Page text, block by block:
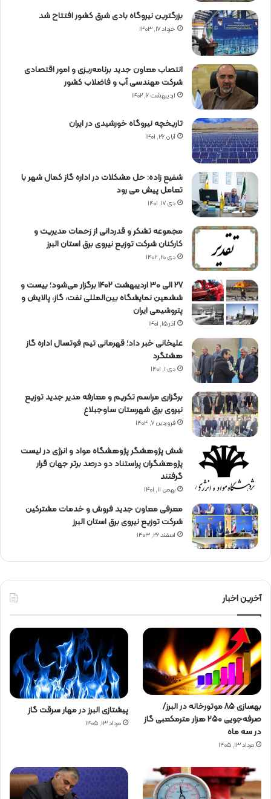
بزرگترین نیروگاه بادی شرق کشور افتتاح شد
خرداد ۱۷, ۱۴۰۳
انتصاب معاون جدید برنامه‌ریزی و امور اقتصادی
شرکت مهندسی آب و فاضلاب کشور
اردیبهشت ۶, ۱۴۰۲
تاریخچه نیروگاه خورشیدی در ایران
آبان ۲۶, ۱۴۰۱
شفیع زاده: حل مشکلات در اداره گاز کمال شهر با
تعامل پیش می رود
دی ۱۷, ۱۴۰۱
مجموعه تشکر و قدردانی از زحمات مدیریت و
کارکنان شرکت توزیع نیروی برق استان البرز
دی ۲۰, ۱۴۰۲
27 الی 30 اردیبهشت 1402 برگزار می‌شود؛ بیست و
ششمین نمایشگاه بین‌المللی نفت، گاز، پالایش و
پتروشیمی ایران
آذر ۱۵, ۱۴۰۱
علیخانی خبر داد؛ قهرمانی تیم فوتسال اداره گاز
هشتگرد
دی ۱, ۱۴۰۱
برگزاری مراسم تكریم و معارفه مدیر جدید توزیع
نیروی برق شهرستان ساوجبلاغ
فروردین ۷, ۱۴۰۴
شش پژوهشگر پژوهشگاه مواد و انرژی در لیست
پژوهشگران پراستناد دو درصد برتر جهان قرار
گرفتند
بهمن ۱۱, ۱۴۰۱
معرفی معاون جدید فروش و خدمات مشتركین
شركت توزیع نیروی برق استان البرز
اسفند ۲۶, ۱۴۰۳
آخرین اخبار
بهسازی ۸۵ موتورخانه در البرز/
صرفه‌جویی ۲۵۰ هزار مترمکعبی گاز
در سه ماه
مرداد ۱۳, ۱۴۰۵
پیشتازی البرز در مهار سرقت گاز
مرداد ۱۳, ۱۴۰۵